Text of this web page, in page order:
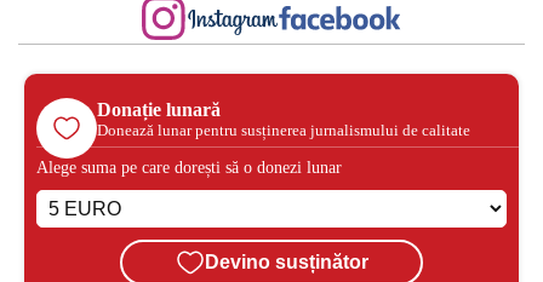
Donație lunară
Donează lunar pentru susținerea jurnalismului de calitate
Alege suma pe care dorești să o donezi lunar
Devino susținător